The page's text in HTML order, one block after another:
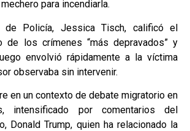
para incendiarla.
de Policía, Jessica Tisch, calificó el
de los crímenes “más depravados” y
envolvió rápidamente a la víctima
observaba sin intervenir.
en un contexto de debate migratorio en
intensificado por comentarios del
Donald Trump, quien ha relacionado la